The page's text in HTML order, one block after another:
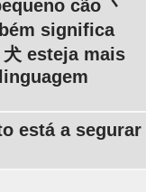
cão 丶
significa
esteja mais
está a segurar